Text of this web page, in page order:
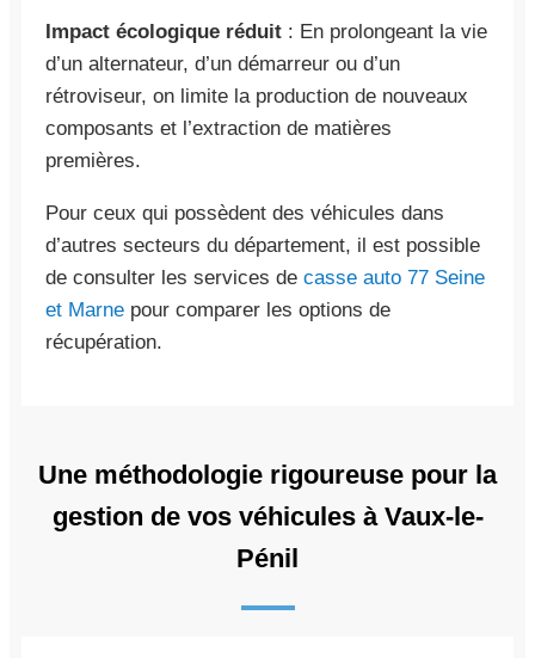
Impact écologique réduit : En prolongeant la vie
d’un alternateur, d’un démarreur ou d’un
rétroviseur, on limite la production de nouveaux
composants et l’extraction de matières
premières.
Pour ceux qui possèdent des véhicules dans
d’autres secteurs du département, il est possible
de consulter les services de casse auto 77 Seine
et Marne pour comparer les options de
récupération.
Une méthodologie rigoureuse pour la
gestion de vos véhicules à Vaux-le-
Pénil